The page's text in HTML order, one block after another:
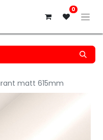
0
matt 615mm